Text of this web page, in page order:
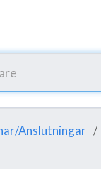
Anslutningar